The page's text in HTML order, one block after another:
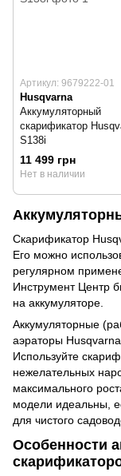
Артикул: 9679222-01
Husqvarna
Аккумуляторный
скарификатор
S138i
11 499 грн
Нет в наличии
Скарификатор
Его можно
регулярном
Инструмент Центр
на аккумуляторе.
Аккумуляторные
аэраторы
Используйте
нежелательных
максимального
модели идеальны,
для чистого
Особенности